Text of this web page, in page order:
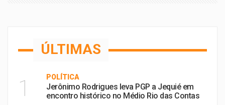
ÚLTIMAS
1 POLÍTICA
Jerônimo Rodrigues leva PGP a Jequié em
encontro histórico no Médio Rio das Contas